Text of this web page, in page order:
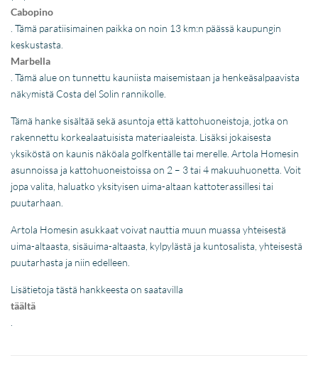
Cabopino
. Tämä paratiisimainen paikka on noin 13 km:n päässä kaupungin
keskustasta.
Marbella
. Tämä alue on tunnettu kauniista maisemistaan ja henkeäsalpaavista
näkymistä Costa del Solin rannikolle.
Tämä hanke sisältää sekä asuntoja että kattohuoneistoja, jotka on
rakennettu korkealaatuisista materiaaleista. Lisäksi jokaisesta
yksiköstä on kaunis näköala golfkentälle tai merelle. Artola Homesin
asunnoissa ja kattohuoneistoissa on 2 – 3 tai 4 makuuhuonetta. Voit
jopa valita, haluatko yksityisen uima-altaan kattoterassillesi tai
puutarhaan.
Artola Homesin asukkaat voivat nauttia muun muassa yhteisestä
uima-altaasta, sisäuima-altaasta, kylpylästä ja kuntosalista, yhteisestä
puutarhasta ja niin edelleen.
Lisätietoja tästä hankkeesta on saatavilla
täältä